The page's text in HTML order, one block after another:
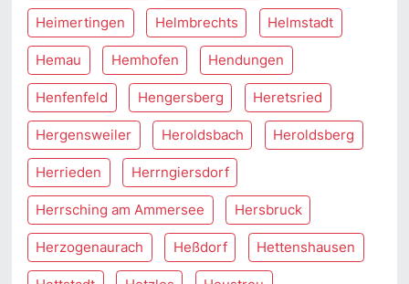
Heimertingen Helmbrechts Helmstadt
Hemau Hemhofen Hendungen
Henfenfeld Hengersberg Heretsried
Hergensweiler Heroldsbach Heroldsberg
Herrieden Herrngiersdorf
Herrsching am Ammersee Hersbruck
Herzogenaurach Heßdorf Hettenshausen